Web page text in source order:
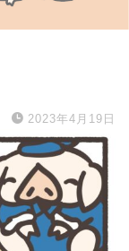
2023年4月19日